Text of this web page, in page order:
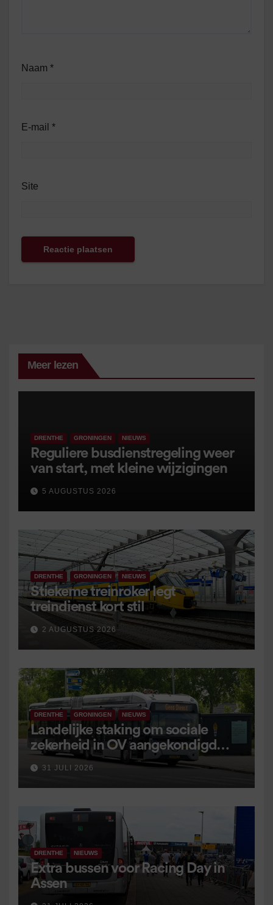
Naam *
E-mail *
Site
Meer lezen
DRENTHE GRONINGEN NIEUWS
Reguliere busdienstregeling weer
van start, met kleine wijzigingen
5 AUGUSTUS 2026
DRENTHE GRONINGEN NIEUWS
Stiekeme treinroker legt
treindienst kort stil
2 AUGUSTUS 2026
DRENTHE GRONINGEN NIEUWS
Landelijke staking om sociale
zekerheid in OV aangekondigd
voor 9 september
31 JULI 2026
DRENTHE NIEUWS
Extra bussen voor Racing Day in
Assen